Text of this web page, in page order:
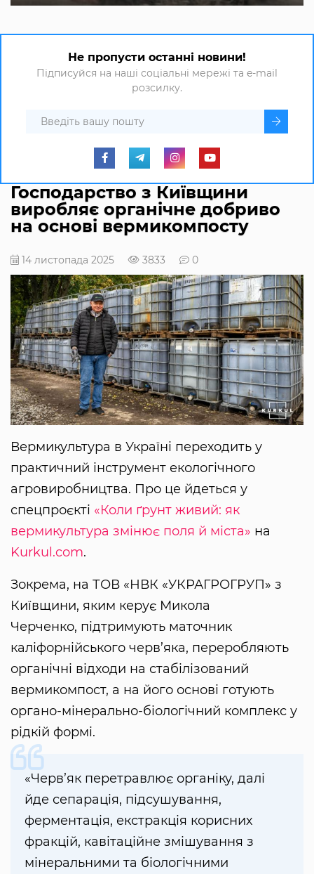
Не пропусти останні новини!
Підписуйся на наші соціальні мережі та e-mail
розсилку.
Господарство з Київщини
виробляє органічне добриво
на основі вермикомпосту
14 листопада 2025 3833 0
Вермикультура в Україні переходить у
практичний інструмент екологічного
агровиробництва. Про це йдеться у
спецпроєкті «Коли ґрунт живий: як
вермикультура змінює поля й міста» на
Kurkul.com.
Зокрема, на ТОВ «НВК «УКРАГРОГРУП» з
Київщини, яким керує Микола
Черченко, підтримують маточник
каліфорнійського черв’яка, переробляють
органічні відходи на стабілізований
вермикомпост, а на його основі готують
органо-мінерально-біологічний комплекс у
рідкій формі.
«Черв’як перетравлює органіку, далі
йде сепарація, підсушування,
ферментація, екстракція корисних
фракцій, кавітаційне змішування з
мінеральними та біологічними